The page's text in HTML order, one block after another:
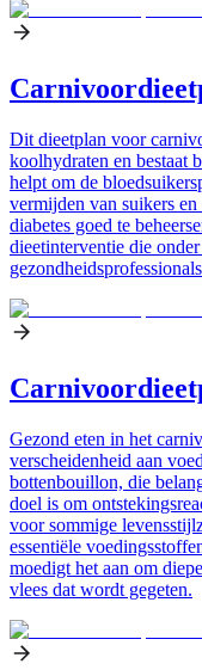
Dit dieetplan voor
koolhydraten en bestaat
helpt om de
vermijden van suikers
diabetes goed te
dieetinterventie die
Gezond eten in het
verscheidenheid aan
bottenbouillon, die
doel is om
voor sommige
essentiële
moedigt het aan om
vlees dat wordt gegeten.